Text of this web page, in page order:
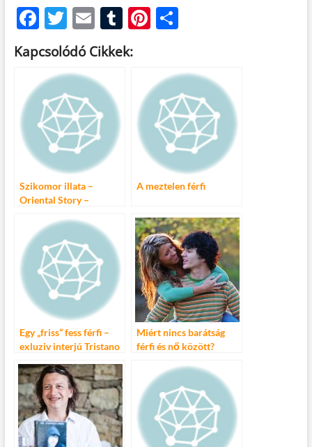
F
ac
e
b
o
o
k
T
w
itt
er
E
m
ail
T
u
m
Pi
es
O
m
e
g
Kapcsolódó Cikkek:
Szikomor illata –
Oriental Story –
produkciós sorozat
A meztelen férfi
Egy „friss” fess férfi –
exluziv interjú Tristano
freskó művésszel
Miért nincs barátság
férfi és nő között?